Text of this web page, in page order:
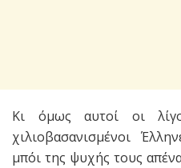
Κι όμως αυτοί οι
χιλιοβασανισμένοι
μπόι της ψυχής τους